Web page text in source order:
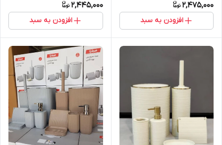
2,475,000
افزودن به سبد
2,445,000
افزودن به سبد